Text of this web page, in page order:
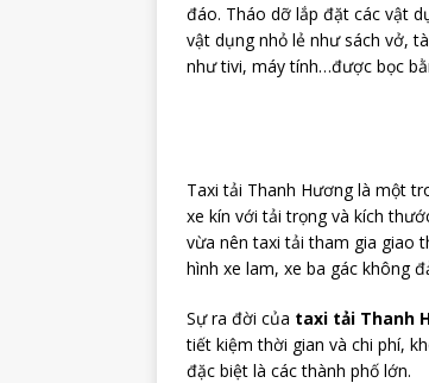
đáo. Tháo dỡ lắp đặt các vật
vật dụng nhỏ lẻ như sách vở,
như tivi, máy tính…được bọc
Taxi tải Thanh Hương là một
xe kín với tải trọng và kích
vừa nên taxi tải tham gia giao
hình xe lam, xe ba gác không
Sự ra đời của taxi tải Thanh
tiết kiệm thời gian và chi phí,
đặc biệt là các thành phố lớn.